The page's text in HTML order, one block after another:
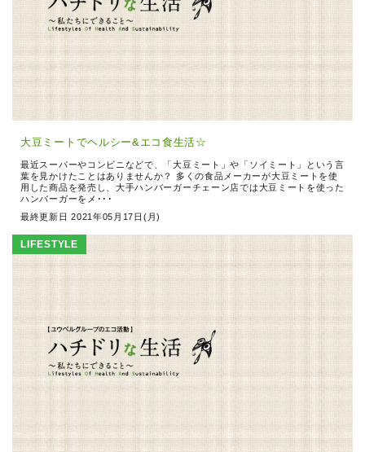
大豆ミートでヘルシー&エコ食生活☆
最近スーパーやコンビニなどで、「大豆ミート」や「ソイミート」という言
葉を見かけたことはありませんか？ 多くの食品メーカーが大豆ミートを使
用した商品を発売し、大手ハンバーガーチェーン店では大豆ミートを使った
ハンバーガーをメ･･･
最終更新日 2021年05月17日(月)
LIFESTYLE